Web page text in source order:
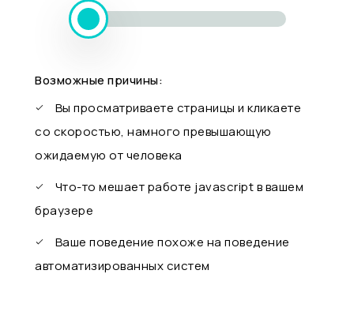
Возможные причины:
Вы просматриваете страницы и кликаете
со скоростью, намного превышающую
ожидаемую от человека
Что-то мешает работе javascript в вашем
браузере
Ваше поведение похоже на поведение
автоматизированных систем